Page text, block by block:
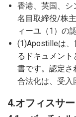
香港、英国、シ
名目取締役/株
ィーユ（1）の
(1)Apostilleは、
るドキュメン
書です。認定さ
合法化は、受入
4.オフィスサ